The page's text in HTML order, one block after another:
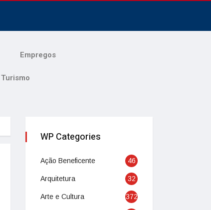
Empregos
Turismo
WP Categories
Ação Beneficente 46
Arquitetura 32
Arte e Cultura 372